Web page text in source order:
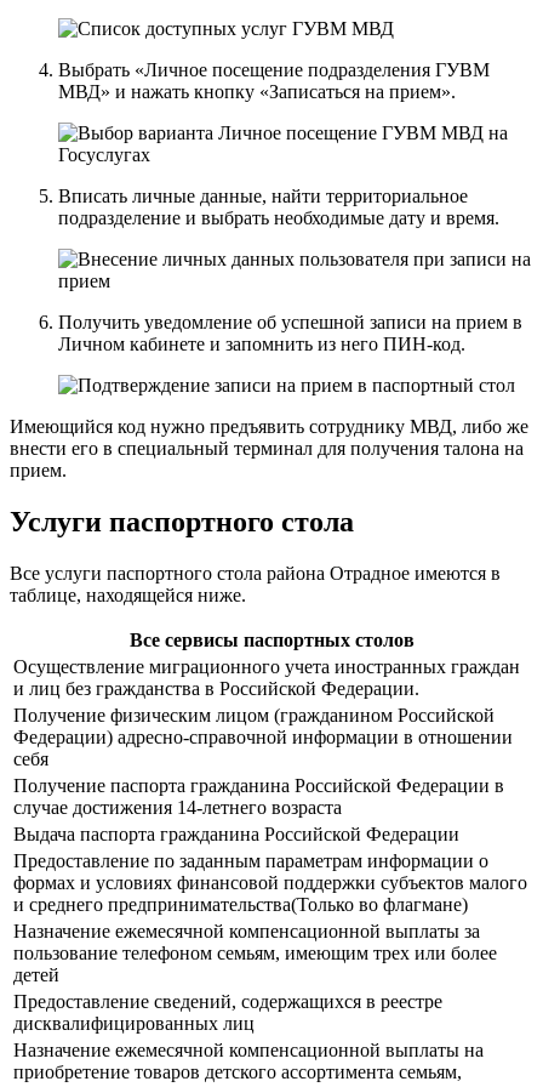
Выбрать «Личное посещение подразделения ГУВМ
МВД» и нажать кнопку «Записаться на прием».
Вписать личные данные, найти территориальное
подразделение и выбрать необходимые дату и время.
Получить уведомление об успешной записи на прием в
Личном кабинете и запомнить из него ПИН-код.
Имеющийся код нужно предъявить сотруднику МВД, либо же
внести его в специальный терминал для получения талона на
прием.
Услуги паспортного стола
Все услуги паспортного стола района Отрадное имеются в
таблице, находящейся ниже.
Все сервисы паспортных столов
Осуществление миграционного учета иностранных граждан
и лиц без гражданства в Российской Федерации.
Получение физическим лицом (гражданином Российской
Федерации) адресно-справочной информации в отношении
себя
Получение паспорта гражданина Российской Федерации в
случае достижения 14-летнего возраста
Выдача паспорта гражданина Российской Федерации
Предоставление по заданным параметрам информации о
формах и условиях финансовой поддержки субъектов малого
и среднего предпринимательства(Только во флагмане)
Назначение ежемесячной компенсационной выплаты за
пользование телефоном семьям, имеющим трех или более
детей
Предоставление сведений, содержащихся в реестре
дисквалифицированных лиц
Назначение ежемесячной компенсационной выплаты на
приобретение товаров детского ассортимента семьям,